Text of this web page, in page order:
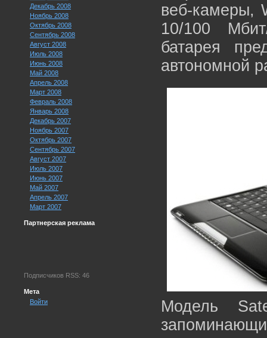
Декабрь 2008
Ноябрь 2008
Октябрь 2008
Сентябрь 2008
Август 2008
Июль 2008
Июнь 2008
Май 2008
Апрель 2008
Март 2008
Февраль 2008
Январь 2008
Декабрь 2007
Ноябрь 2007
Октябрь 2007
Сентябрь 2007
Август 2007
Июль 2007
Июнь 2007
Май 2007
Апрель 2007
Март 2007
Партнерская реклама
Подписчиков RSS: 46
Мета
Войти
веб-камеры,
10/100
батарея
автономной
Модель